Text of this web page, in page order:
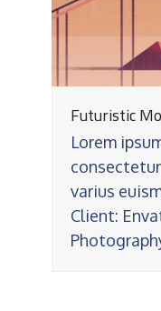
Futuristic
Lorem
varius
Client: